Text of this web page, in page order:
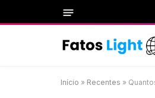
Início » Recentes »